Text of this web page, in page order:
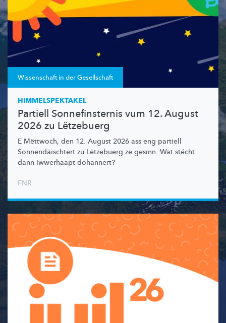
Wissenschaft in der Gesellschaft
HIMMELSPEKTAKEL
Partiell Sonnefinsternis vum 12. August
2026 zu Lëtzebuerg
E Mëttwoch, den 12. August 2026 ass eng partiell
Sonnendäischtert zu Lëtzebuerg ze gesinn. Wat stécht
dann iwwerhaapt dohannert?
FNR